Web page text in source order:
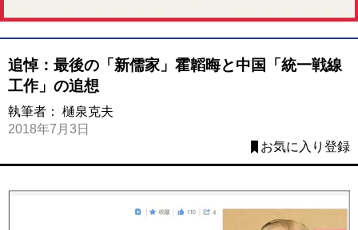
追悼：最後の「新儒家」霍韜晦と中国「統一戦線
工作」の追想
執筆者： 樋泉克夫
2018年7月3日
お気に入り登録